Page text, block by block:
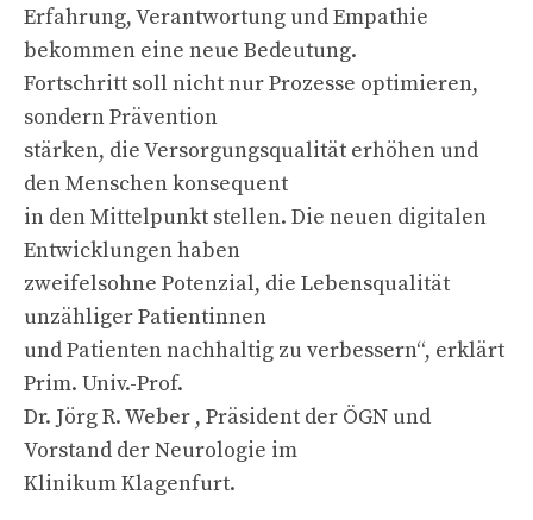
Erfahrung, Verantwortung und Empathie
bekommen eine neue Bedeutung.
Fortschritt soll nicht nur Prozesse optimieren,
sondern Prävention
stärken, die Versorgungsqualität erhöhen und
den Menschen konsequent
in den Mittelpunkt stellen. Die neuen digitalen
Entwicklungen haben
zweifelsohne Potenzial, die Lebensqualität
unzähliger Patientinnen
und Patienten nachhaltig zu verbessern“, erklärt
Prim. Univ.-Prof.
Dr. Jörg R. Weber , Präsident der ÖGN und
Vorstand der Neurologie im
Klinikum Klagenfurt.